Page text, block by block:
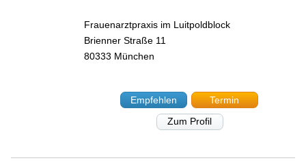
Frauenarztpraxis im Luitpoldblock
Brienner Straße 11
80333 München
Empfehlen
Termin
Zum Profil